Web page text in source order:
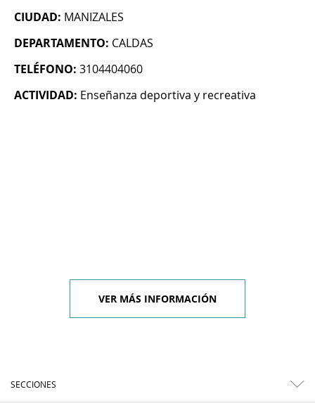
CIUDAD: MANIZALES
DEPARTAMENTO: CALDAS
TELÉFONO: 3104404060
ACTIVIDAD: Enseñanza deportiva y recreativa
VER MÁS INFORMACIÓN
SECCIONES